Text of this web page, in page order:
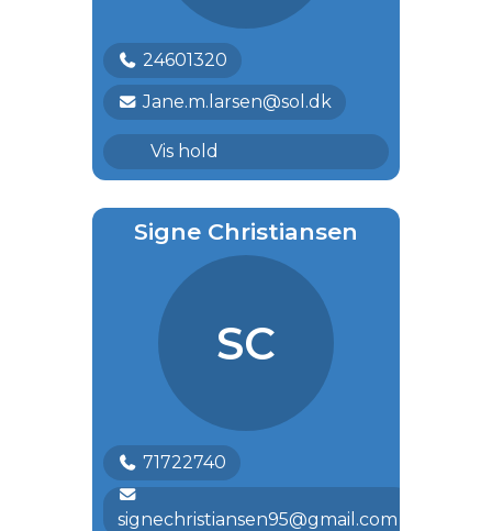
24601320
Jane.m.larsen@sol.dk
Vis hold
Lykkeliga
Signe Christiansen
SC
71722740
signechristiansen95@gmail.com